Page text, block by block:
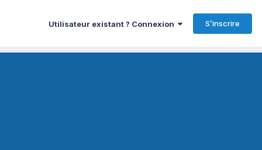
Utilisateur existant ? Connexion S’inscrire